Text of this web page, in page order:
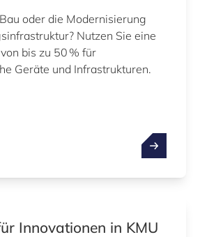
oder die Modernisierung
Nutzen Sie eine
bis zu 50 % für
Geräte und Infrastrukturen.
Innovationen in KMU